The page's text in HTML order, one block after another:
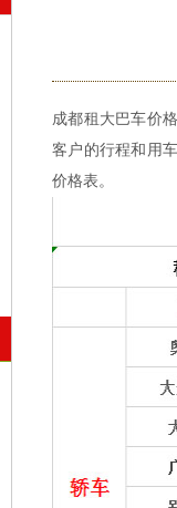
成都租大巴车价
客户的行程和用
价格表。